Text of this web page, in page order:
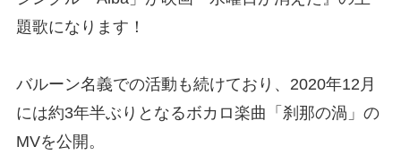
題歌になります！
バルーン名義での活動も続けており、2020年12月
には約3年半ぶりとなるボカロ楽曲「刹那の渦」の
MVを公開。